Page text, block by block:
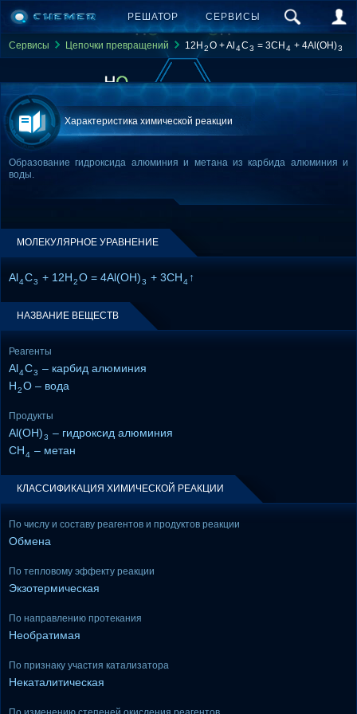
РЕШАТОР СЕРВИСЫ
Сервисы Цепочки превращений 12H 2O + Al 4C3 = 3CH 4 + 4Al(OH)3
Характеристика химической реакции
Образование гидроксида алюминия и метана из карбида алюминия и
воды.
МОЛЕКУЛЯРНОЕ УРАВНЕНИЕ
Al4C3 + 12H2O = 4Al(OH)3 + 3CH4 ↑
НАЗВАНИЕ ВЕЩЕСТВ
Реагенты
Al4C3 – карбид алюминия
H2O – вода
Продукты
Al(OH)3 – гидроксид алюминия
CH4 – метан
КЛАССИФИКАЦИЯ ХИМИЧЕСКОЙ РЕАКЦИИ
По числу и составу реагентов и продуктов реакции
Обмена
По тепловому эффекту реакции
Экзотермическая
По направлению протекания
Необратимая
По признаку участия катализатора
Некаталитическая